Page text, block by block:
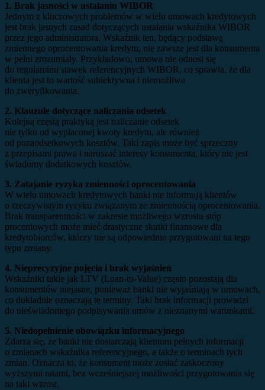
1. Brak jasności w ustalaniu WIBOR
Jednym z kluczowych problemów w wielu umowach kredytowych
jest brak jasnych zasad dotyczących ustalania wskaźnika WIBOR
przez jego administratora. Wskaźnik ten, będący podstawą
zmiennego oprocentowania kredytu, nie zawsze jest dla konsumenta
w pełni zrozumiały. Przykładowo, umowa nie odnosi się
do regulaminu stawek referencyjnych WIBOR, co sprawia, że dla
klienta jest to wartość subiektywna i niemożliwa
do zweryfikowania.
2. Klauzule dotyczące naliczania odsetek
Kolejną częstą praktyką jest naliczanie odsetek
nie tylko od wypłaconej kwoty kredytu, ale również
od pozaodsetkowych kosztów. Taki zapis może być sprzeczny
z przepisami prawa i naruszać interesy konsumenta, który nie jest
świadomy dodatkowych kosztów.
3. Zatajanie ryzyka zmienności oprocentowania
W wielu umowach kredytowych banki nie informują klientów
o rzeczywistym ryzyku związanym ze zmiennością oprocentowania.
Brak transparentności w zakresie możliwego wzrostu stóp
procentowych może mieć drastyczne skutki finansowe dla
kredytobiorców, którzy nie są odpowiednio przygotowani na tego
typu zmiany.
4. Nieprecyzyjne pojęcia i brak wyjaśnień
Wskaźniki takie jak LTV (Loan-to-Value) często pozostają dla
konsumentów niejasne, ponieważ banki nie wyjaśniają w umowach,
co dokładnie oznaczają te terminy. Taki brak informacji prowadzi
do nieświadomego podpisywania umów z nieznanymi warunkami.
5. Niedopełnienie obowiązku informacyjnego
Zdarza się, że banki nie dostarczają klientom pełnych informacji
o zmianach wskaźnika referencyjnego, a także o terminach tych
zmian. Oznacza to, że konsument może zostać zaskoczony
wyższymi ratami, bez wcześniejszej możliwości przygotowania się
na taki wzrost.